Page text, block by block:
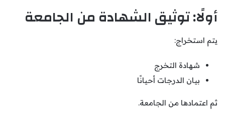
أولًا: توثيق الشهادة من الجامعة
يتم استخراج:
شهادة التخرج
بيان الدرجات أحيانًا
ثم اعتمادها من الجامعة.